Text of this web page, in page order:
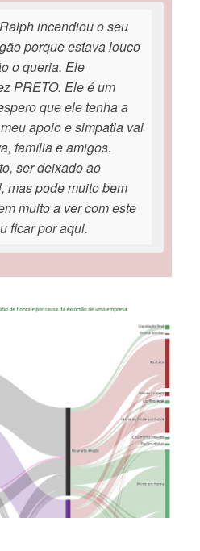
incendiou o seu
porque estava louco
o queria. Ele
PRETO. Ele é um
que ele tenha a
apoio e simpatia vai
família e amigos.
ser deixado ao
mas pode muito bem
muito a ver com este
ficar por aqui.